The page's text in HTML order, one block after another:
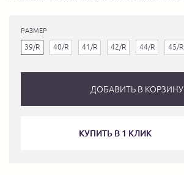
РАЗМЕР
39/R 40/R 41/R 42/R 44/R 45/R
ДОБАВИТЬ В КОРЗИНУ
КУПИТЬ В 1 КЛИК